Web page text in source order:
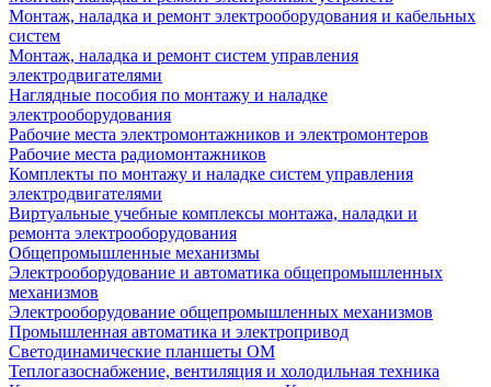
Монтаж, наладка и ремонт электрооборудования и кабельных
систем
Монтаж, наладка и ремонт систем управления
электродвигателями
Наглядные пособия по монтажу и наладке
электрооборудования
Рабочие места электромонтажников и электромонтеров
Рабочие места радиомонтажников
Комплекты по монтажу и наладке систем управления
электродвигателями
Виртуальные учебные комплексы монтажа, наладки и
ремонта электрооборудования
Общепромышленные механизмы
Электрооборудование и автоматика общепромышленных
механизмов
Электрооборудование общепромышленных механизмов
Промышленная автоматика и электропривод
Светодинамические планшеты ОМ
Теплогазоснабжение, вентиляция и холодильная техника